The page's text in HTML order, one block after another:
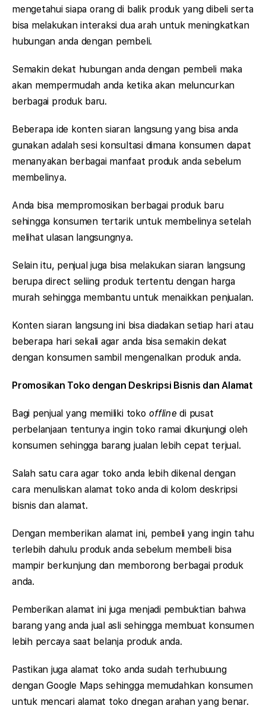
mengetahui siapa orang di balik produk yang dibeli serta
bisa melakukan interaksi dua arah untuk meningkatkan
hubungan anda dengan pembeli.
Semakin dekat hubungan anda dengan pembeli maka
akan mempermudah anda ketika akan meluncurkan
berbagai produk baru.
Beberapa ide konten siaran langsung yang bisa anda
gunakan adalah sesi konsultasi dimana konsumen dapat
menanyakan berbagai manfaat produk anda sebelum
membelinya.
Anda bisa mempromosikan berbagai produk baru
sehingga konsumen tertarik untuk membelinya setelah
melihat ulasan langsungnya.
Selain itu, penjual juga bisa melakukan siaran langsung
berupa direct seliing produk tertentu dengan harga
murah sehingga membantu untuk menaikkan penjualan.
Konten siaran langsung ini bisa diadakan setiap hari atau
beberapa hari sekali agar anda bisa semakin dekat
dengan konsumen sambil mengenalkan produk anda.
Promosikan Toko dengan Deskripsi Bisnis dan Alamat
Bagi penjual yang memiliki toko offlinedi pusat
perbelanjaan tentunya ingin toko ramai dikunjungi oleh
konsumen sehingga barang jualan lebih cepat terjual.
Salah satu cara agar toko anda lebih dikenal dengan
cara menuliskan alamat toko anda di kolom deskripsi
bisnis dan alamat.
Dengan memberikan alamat ini, pembeli yang ingin tahu
terlebih dahulu produk anda sebelum membeli bisa
mampir berkunjung dan memborong berbagai produk
anda.
Pemberikan alamat ini juga menjadi pembuktian bahwa
barang yang anda jual asli sehingga membuat konsumen
lebih percaya saat belanja produk anda.
Pastikan juga alamat toko anda sudah terhubuung
dengan Google Maps sehingga memudahkan konsumen
untuk mencari alamat toko dnegan arahan yang benar.